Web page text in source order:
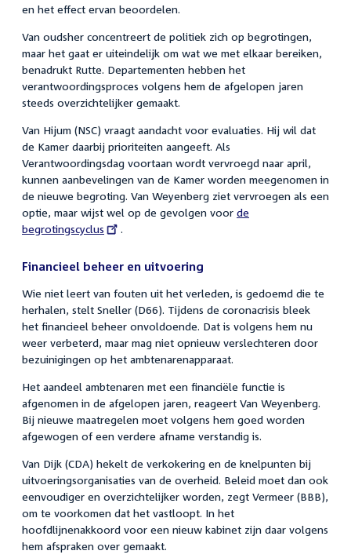
en het effect ervan beoordelen.
Van oudsher concentreert de politiek zich op begrotingen,
maar het gaat er uiteindelijk om wat we met elkaar bereiken,
benadrukt Rutte. Departementen hebben het
verantwoordingsproces volgens hem de afgelopen jaren
steeds overzichtelijker gemaakt.
Van Hijum (NSC) vraagt aandacht voor evaluaties. Hij wil dat
de Kamer daarbij prioriteiten aangeeft. Als
Verantwoordingsdag voortaan wordt vervroegd naar april,
kunnen aanbevelingen van de Kamer worden meegenomen in
de nieuwe begroting. Van Weyenberg ziet vervroegen als een
optie, maar wijst wel op de gevolgen voor External
de
begrotingscyclus
.
Financieel beheer en uitvoering
Wie niet leert van fouten uit het verleden, is gedoemd die te
herhalen, stelt Sneller (D66). Tijdens de coronacrisis bleek
het financieel beheer onvoldoende. Dat is volgens hem nu
weer verbeterd, maar mag niet opnieuw verslechteren door
bezuinigingen op het ambtenarenapparaat.
Het aandeel ambtenaren met een financiële functie is
afgenomen in de afgelopen jaren, reageert Van Weyenberg.
Bij nieuwe maatregelen moet volgens hem goed worden
afgewogen of een verdere afname verstandig is.
Van Dijk (CDA) hekelt de verkokering en de knelpunten bij
uitvoeringsorganisaties van de overheid. Beleid moet dan ook
eenvoudiger en overzichtelijker worden, zegt Vermeer (BBB),
om te voorkomen dat het vastloopt. In het
hoofdlijnenakkoord voor een nieuw kabinet zijn daar volgens
hem afspraken over gemaakt.